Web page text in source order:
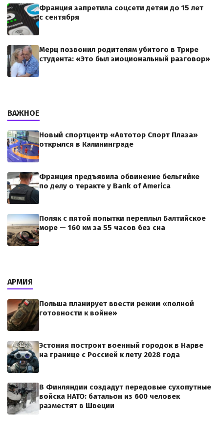
Франция запретила соцсети детям до 15 лет
с сентября
Мерц позвонил родителям убитого в Трире
студента: «Это был эмоциональный разговор»
ВАЖНОЕ
Новый спортцентр «Автотор Спорт Плаза»
открылся в Калининграде
Франция предъявила обвинение бельгийке
по делу о теракте у Bank of America
Поляк с пятой попытки переплыл Балтийское
море — 160 км за 55 часов без сна
АРМИЯ
Польша планирует ввести режим «полной
готовности к войне»
Эстония построит военный городок в Нарве
на границе с Россией к лету 2028 года
В Финляндии создадут передовые сухопутные
войска НАТО: батальон из 600 человек
разместят в Швеции